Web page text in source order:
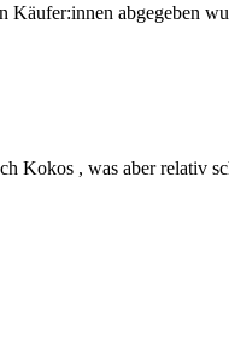
abgegeben
Kokos , was aber